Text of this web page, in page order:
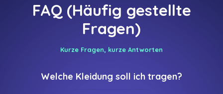
FAQ (Häufig gestellte
Fragen)
Kurze Fragen, kurze Antworten
Welche Kleidung soll ich tragen?